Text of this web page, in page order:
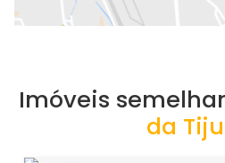
Imóveis
da